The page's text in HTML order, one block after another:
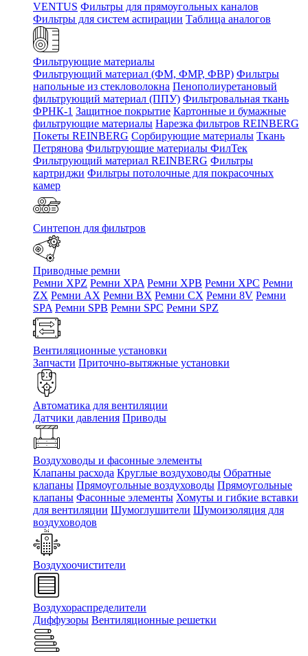
VENTUS Фильтры для прямоугольных каналов
Фильтры для систем аспирации Таблица аналогов
Фильтрующие материалы
Фильтрующий материал (ФМ, ФМР, ФВР) Фильтры
напольные из стекловолокна Пенополиуретановый
фильтрующий материал (ППУ) Фильтровальная ткань
ФРНК-1 Защитное покрытие Картонные и бумажные
фильтрующие материалы Нарезка фильтров REINBERG
Покеты REINBERG Сорбирующие материалы Ткань
Петрянова Фильтрующие материалы ФилТек
Фильтрующий материал REINBERG Фильтры
картриджи Фильтры потолочные для покрасочных
камер
Синтепон для фильтров
Приводные ремни
Ремни XPZ Ремни XPA Ремни XPB Ремни XPC Ремни
ZX Ремни AX Ремни BX Ремни CX Ремни 8V Ремни
SPA Ремни SPB Ремни SPC Ремни SPZ
Вентиляционные установки
Запчасти Приточно-вытяжные установки
Автоматика для вентиляции
Датчики давления Приводы
Воздуховоды и фасонные элементы
Клапаны расхода Круглые воздуховоды Обратные
клапаны Прямоугольные воздуховоды Прямоугольные
клапаны Фасонные элементы Хомуты и гибкие вставки
для вентиляции Шумоглушители Шумоизоляция для
воздуховодов
Воздухоочистители
Воздухораспределители
Диффузоры Вентиляционные решетки